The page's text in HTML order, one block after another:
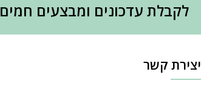
לקבלת עדכונים ומבצעים חמים
יצירת קשר